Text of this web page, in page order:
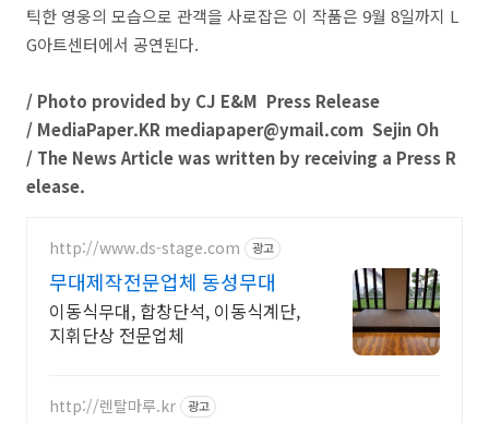
틱한 영웅의 모습으로 관객을 사로잡은 이 작품은 9월 8일까지 L
G아트센터에서 공연된다.
/ Photo provided by CJ E&M Press Release
/ MediaPaper.KR mediapaper@ymail.com Sejin Oh
/ The News Article was written by receiving a Press R
elease.
http://www.ds-stage.com 광고
무대제작전문업체 동성무대
이동식무대, 합창단석, 이동식계단,
지휘단상 전문업체
http://렌탈마루.kr 광고